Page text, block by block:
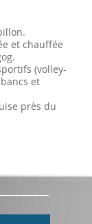
et chauffée
(volley-
et
près du